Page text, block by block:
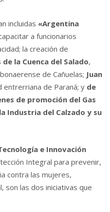
incluidas «Argentina
a funcionarios
la creación de
la Cuenca del Salado,
de Cañuelas; Juan
entrerriana de Paraná; y de
de promoción del Gas
Industria del Calzado y su
e Innovación
Integral para prevenir,
contra las mujeres,
son las dos iniciativas que